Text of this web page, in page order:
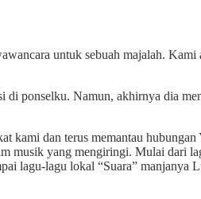
untuk sebuah majalah.
ponselku. Namun, akhirnya dia
dan terus memantau
musik yang mengiringi. Mulai dari
lagu-lagu lokal “Suara”